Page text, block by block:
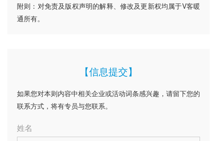
附则：对免责及版权声明的解释、修改及更新权均属于V客暖
通所有。